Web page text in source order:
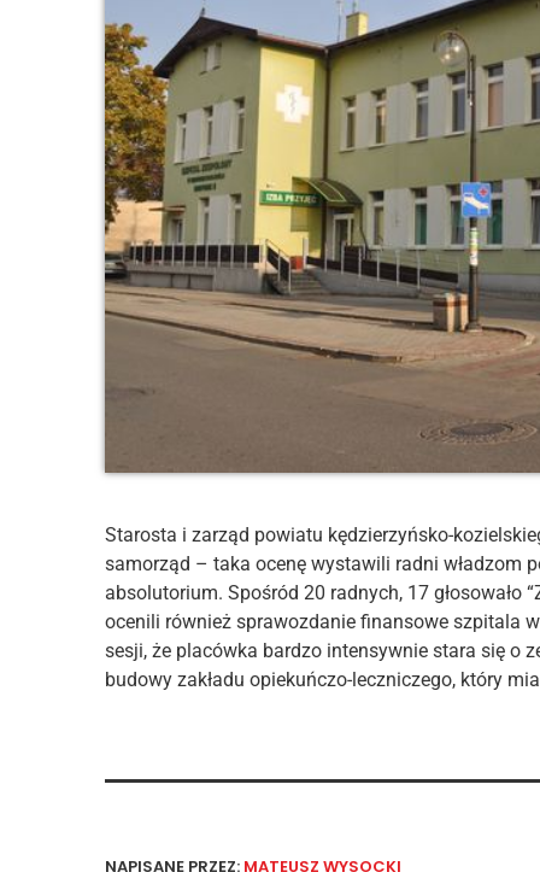
Starosta i zarząd powiatu kędzierzyńsko-
samorząd – taka ocenę wystawili radni władzom
absolutorium. Spośród 20 radnych, 17 głosowało
ocenili również sprawozdanie finansowe szpitala
sesji, że placówka bardzo intensywnie stara się o
budowy zakładu opiekuńczo-leczniczego, który
NAPISANE PRZEZ: MATEUSZ WYSOCKI